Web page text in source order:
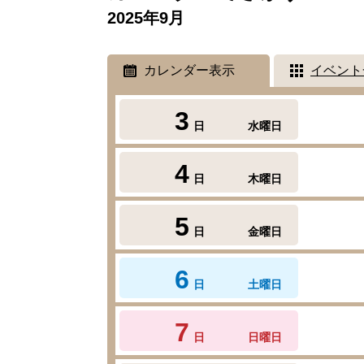
2025年9月
カレンダー表示 イベン
3 日 水曜日
4 日 木曜日
5 日 金曜日
6 日 土曜日
7 日 日曜日